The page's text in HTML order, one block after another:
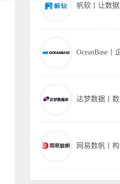
帆软丨让数
OceanBase
达梦数据丨
网易数帆丨